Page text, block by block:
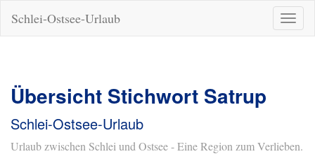
ein-/
Schlei-Ostsee-Urlaub
Übersicht Stichwort Satrup
Schlei-Ostsee-Urlaub
Urlaub zwischen Schlei und Ostsee - Eine Region zum Verlieben.